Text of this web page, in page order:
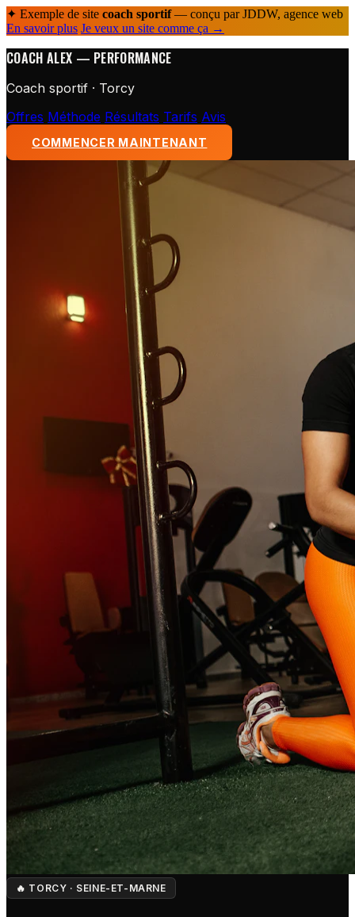
✦ Exemple de site coach sportif— conçu par JDDW, agence web
En savoir plus Je veux un site comme ça →
COACH ALEX — PERFORMANCE
Coach sportif · Torcy
Offres Méthode Résultats Tarifs Avis
COMMENCER MAINTENANT
🔥 TORCY · SEINE-ET-MARNE